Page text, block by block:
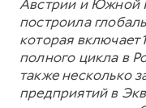
Австрии и Южной
построила
которая включает
полного цикла в
также несколько
предприятий в